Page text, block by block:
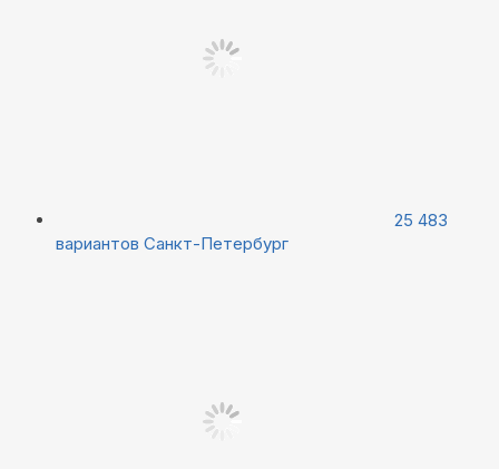
25 483
вариантов Санкт-Петербург